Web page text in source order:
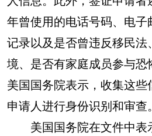
年曾使用的电话号码、电
记录以及是否曾违反移民法
境、是否有家庭成员参与恐
美国国务院表示，收集这
申请人进行身份识别和审查。
美国国务院在文件中表